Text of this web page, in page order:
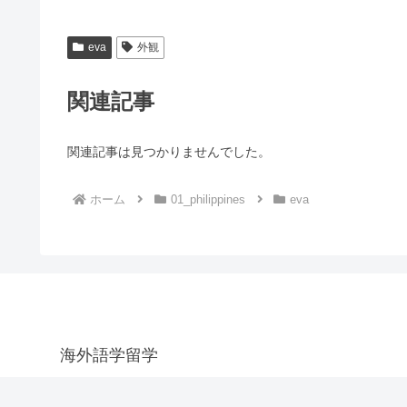
eva 外観
関連記事
関連記事は見つかりませんでした。
ホーム 01_philippines eva
海外語学留学